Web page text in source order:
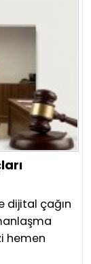
dijital çağın
hemen